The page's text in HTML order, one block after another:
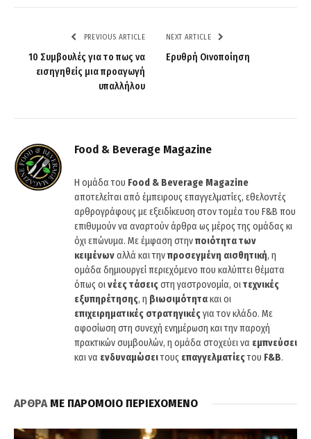
PREVIOUS ARTICLE
10 Συμβουλές για το πως να
εισηγηθείς μια προαγωγή
υπαλλήλου
NEXT ARTICLE
Ερυθρή Οινοποίηση
Food & Beverage Magazine
Η ομάδα του Food & Beverage Magazine
αποτελείται από έμπειρους επαγγελματίες, εθελοντές
αρθρογράφους με εξειδίκευση στον τομέα του F&B που
επιθυμούν να αναρτούν άρθρα ως μέρος της ομάδας κι
όχι επώνυμα. Με έμφαση στηνποιότητα των
κειμένωναλλά και τηνπροσεγμένη αισθητική, η
ομάδα δημιουργεί περιεχόμενο που καλύπτει θέματα
όπως οινέες τάσειςστη γαστρονομία, οιτεχνικές
εξυπηρέτησης, η βιωσιμότητακαι οι
επιχειρηματικές στρατηγικέςγια τον κλάδο. Με
αφοσίωση στη συνεχή ενημέρωση και την παροχή
πρακτικών συμβουλών, η ομάδα στοχεύει να εμπνεύσει
και να ενδυναμώσειτους επαγγελματίεςτου F&B.
ΑΡΘΡΑΜΕ ΠΑΡΟΜΟΙΟ ΠΕΡΙΕΧΟΜΕΝΟ